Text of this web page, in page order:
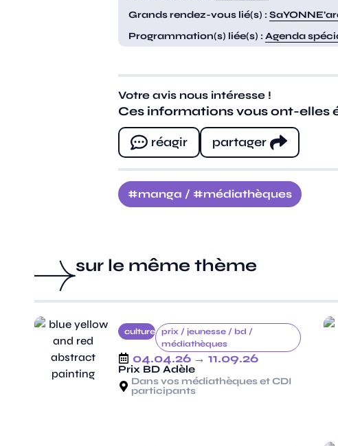
Grands rendez-vous lié(s) :
Programmation(s) liée(s) : Agenda
Votre avis nous intéresse !
Ces informations vous ont-elles
réagir partager
manga / médiathèques
sur le même thème
culture prix / jeunesse / bd /
médiathèques
04.04.26 → 11.09.26
Prix BD Adèle
Dans vos médiathèques et CDI
participants